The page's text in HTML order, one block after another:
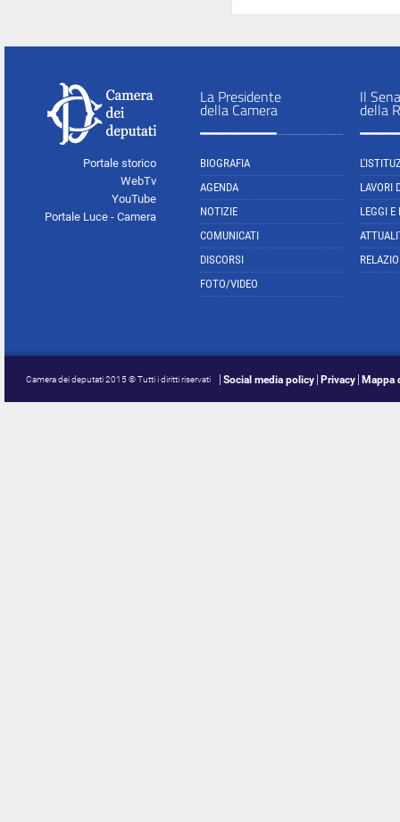
Portale storico
WebTv
YouTube
Portale Luce - Camera
La Presidente
della Camera
BIOGRAFIA
AGENDA
NOTIZIE
COMUNICATI
DISCORSI
FOTO/VIDEO
Il
della
LAVORI
LEGGI E
Camera dei deputati 2015 © Tutti i diritti riservati Social media policy Privacy Mappa